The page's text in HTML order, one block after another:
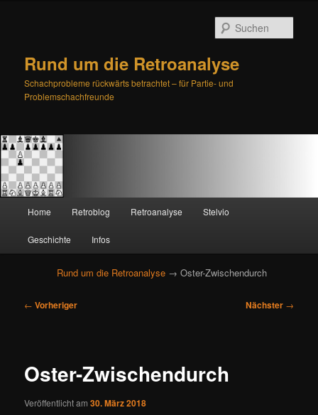
Rund um die Retroanalyse
Schachprobleme rückwärts betrachtet – für Partie- und
Problemschachfreunde
Zum
primären
Inhalt
springen
Zum
sekundären
Inhalt
springen
Home Retroblog Retroanalyse Stelvio
Geschichte Infos
Rund um die Retroanalyse → Oster-Zwischendurch
B
a
s
← Vorheriger Nächster →
Oster-Zwischendurch
Veröffentlicht am30. März 2018